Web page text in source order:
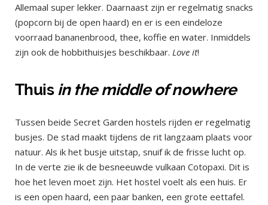
Allemaal super lekker. Daarnaast zijn er regelmatig snacks
(popcorn bij de open haard) en er is een eindeloze
voorraad bananenbrood, thee, koffie en water. Inmiddels
zijn ook de hobbithuisjes beschikbaar. Love it!
Thuis in the middle of nowhere
Tussen beide Secret Garden hostels rijden er regelmatig
busjes. De stad maakt tijdens de rit langzaam plaats voor
natuur. Als ik het busje uitstap, snuif ik de frisse lucht op.
In de verte zie ik de besneeuwde vulkaan Cotopaxi. Dit is
hoe het leven moet zijn. Het hostel voelt als een huis. Er
is een open haard, een paar banken, een grote eettafel.